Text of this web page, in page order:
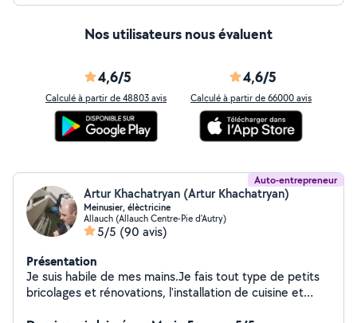
Nos utilisateurs nous évaluent
4,6/5
Calculé à partir de 48803 avis
4,6/5
Calculé à partir de 66000 avis
Auto-entrepreneur
Artur Khachatryan (Artur Khachatryan)
Meinusier, élèctricine
Allauch (Allauch Centre-Pie d'Autry)
5/5 (90 avis)
Présentation
Je suis habile de mes mains.Je fais tout type de petits
bricolages et rénovations, l'installation de cuisine et